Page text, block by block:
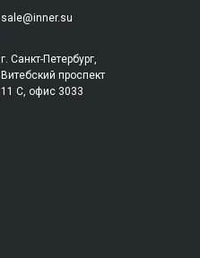
sale@inner.su
г. Санкт-Петербург,
Витебский проспект
11 С, офис 3033